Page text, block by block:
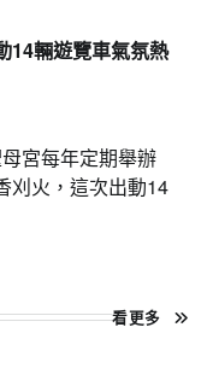
輛遊覽車氣氛熱
宮每年定期舉辦
刈火，這次出動14
看更多